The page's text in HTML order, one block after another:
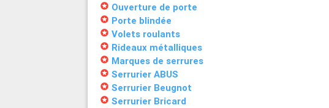
stars Ouverture de porte
stars Porte blindée
stars Volets roulants
stars Rideaux métalliques
stars Marques de serrures
stars Serrurier ABUS
stars Serrurier Beugnot
stars Serrurier Bricard